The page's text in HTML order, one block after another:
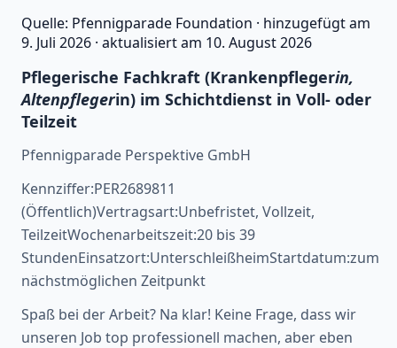
Quelle: Pfennigparade Foundation · hinzugefügt am
9. Juli 2026 · aktualisiert am 10. August 2026
Pflegerische Fachkraft (Krankenpflegerin,
Altenpflegerin) im Schichtdienst in Voll- oder
Teilzeit
Pfennigparade Perspektive GmbH
Kennziffer:PER2689811
(Öffentlich)Vertragsart:Unbefristet, Vollzeit,
TeilzeitWochenarbeitszeit:20 bis 39
StundenEinsatzort:UnterschleißheimStartdatum:zum
nächstmöglichen Zeitpunkt
Spaß bei der Arbeit? Na klar! Keine Frage, dass wir
unseren Job top professionell machen, aber eben